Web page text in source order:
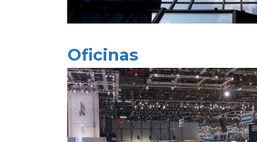
Oficinas